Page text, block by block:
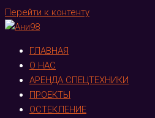
Перейти к контенту
ГЛАВНАЯ
О НАС
АРЕНДА СПЕЦТЕХНИКИ
ПРОЕКТЫ
ОСТЕКЛЕНИЕ